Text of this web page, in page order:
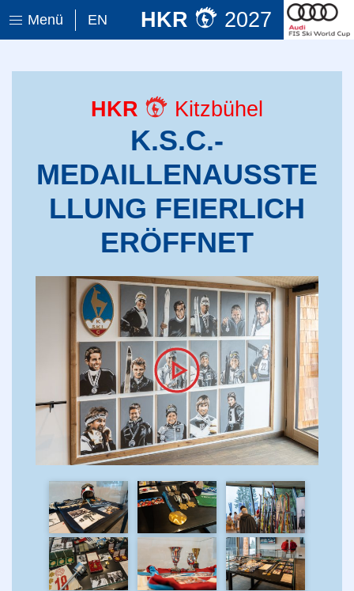
Menü EN HKR 2027
HKR Kitzbühel
K.S.C.-
MEDAILLENAUSSTE
LLUNG FEIERLICH
ERÖFFNET